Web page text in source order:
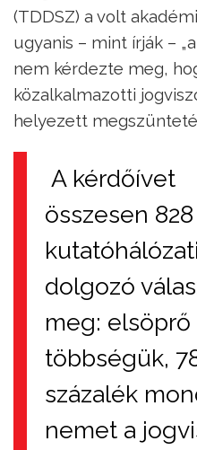
(TDDSZ) a volt
ugyanis – mint írják –
nem kérdezte meg,
közalkalmazotti
helyezett
A kérdőívet
összesen 828
kutatóhálózati
dolgozó
meg: elsöprő
többségük,
százalék
nemet a